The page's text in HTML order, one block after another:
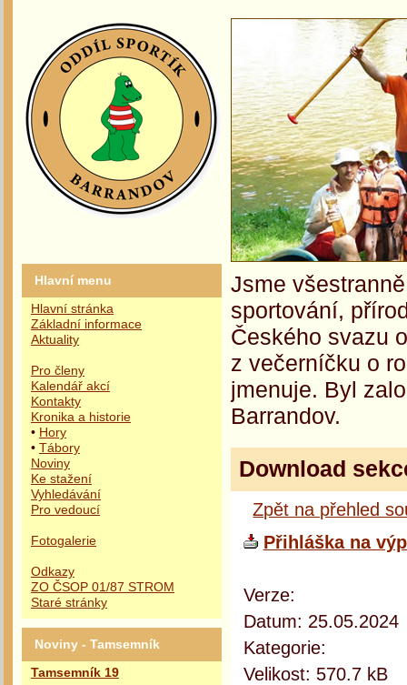
Hlavní menu
Hlavní stránka
Základní informace
Aktuality
Pro členy
Kalendář akcí
Kontakty
Kronika a historie
• Hory
• Tábory
Noviny
Ke stažení
Vyhledávání
Pro vedoucí
Fotogalerie
Odkazy
ZO ČSOP 01/87 STROM
Staré stránky
Noviny - Tamsemník
Tamsemník 19
Jsme
sportování,
Českého svazu
z večerníčku o
jmenuje. Byl
Barrandov.
Download
Zpět na přehled
Přihláška na
Verze:
Datum: 25.05.2024
Kategorie:
Velikost: 570.7 kB